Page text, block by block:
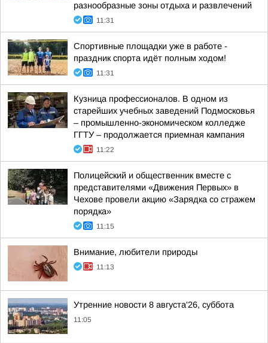
разнообразные зоны отдыха и развлечений
11:31
Спортивные площадки уже в работе -
праздник спорта идёт полным ходом!
11:31
Кузница профессионалов. В одном из
старейших учебных заведений Подмосковья
– промышленно-экономическом колледже
ГГТУ – продолжается приемная кампания
11:22
Полицейский и общественник вместе с
представителями «Движения Первых» в
Чехове провели акцию «Зарядка со стражем
порядка»
11:15
Внимание, любители природы
11:13
Утренние новости 8 августа'26, суббота
11:05